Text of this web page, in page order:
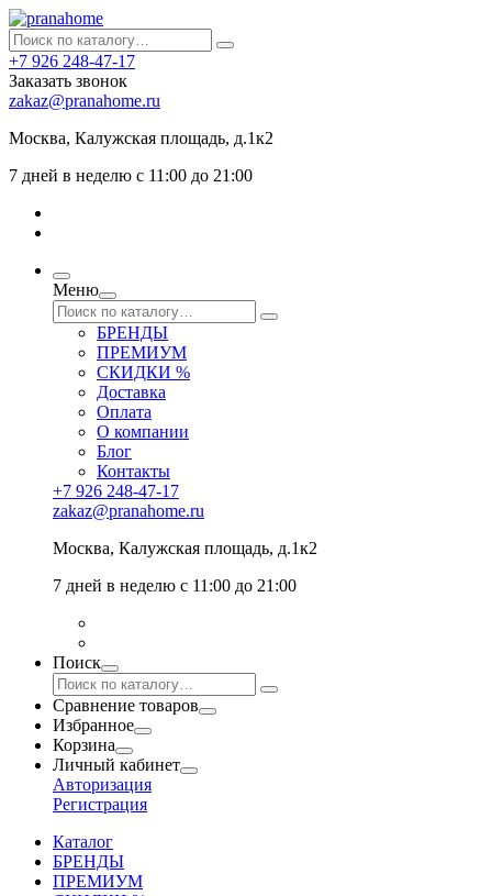
+7 926 248-47-17
Заказать звонок
zakaz@pranahome.ru
Москва, Калужская площадь, д.1к2
7 дней в неделю с 11:00 до 21:00
Меню
БРЕНДЫ
ПРЕМИУМ
СКИДКИ %
Доставка
Оплата
О компании
Блог
Контакты
+7 926 248-47-17
zakaz@pranahome.ru
Москва, Калужская площадь, д.1к2
7 дней в неделю с 11:00 до 21:00
Поиск
Сравнение товаров
Избранное
Корзина
Личный кабинет
Авторизация
Регистрация
Каталог
БРЕНДЫ
ПРЕМИУМ